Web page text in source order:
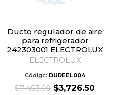
Ducto regulador de aire
para refrigerador
242303001 ELECTROLUX
ELECTROLUX
Código: DUREEL004
$7,453.00 Original
$3,726.50